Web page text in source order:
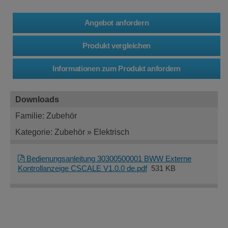
Downloads
Familie: Zubehör
Kategorie: Zubehör » Elektrisch
Bedienungsanleitung 30300500001 BWW Externe
Kontrollanzeige CSCALE V1.0.0 de.pdf 531 KB